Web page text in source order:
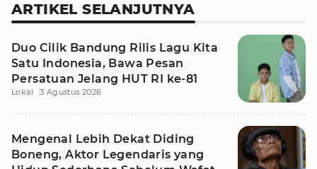
ARTIKEL SELANJUTNYA
Duo Cilik Bandung Rilis Lagu Kita
Satu Indonesia, Bawa Pesan
Persatuan Jelang HUT RI ke-81
Lokal 3 Agustus 2026
Mengenal Lebih Dekat Diding
Boneng, Aktor Legendaris yang